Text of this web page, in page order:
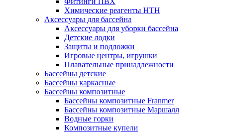
Химические реагенты HTH
Аксессуары для бассейна
Аксессуары для уборки бассейна
Детские лодки
Защиты и подложки
Игровые центры, игрушки
Плавательные принадлежности
Бассейны детские
Бассейны каркасные
Бассейны композитные
Бассейны композитные Franmer
Бассейны композитные Маршалл
Водные горки
Композитные купели